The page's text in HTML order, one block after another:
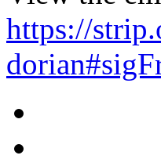
https://